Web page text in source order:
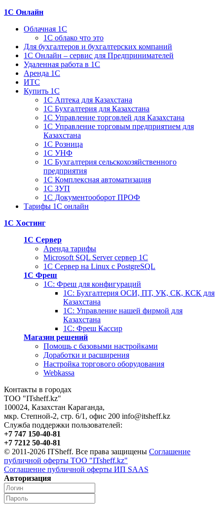
1С Онлайн
Облачная 1С
1C облако что это
Для бухгалтеров и бухгалтерских компаний
1C Онлайн – сервис для Предпринимателей
Удаленная работа в 1С
Аренда 1С
ИТС
Купить 1С
1С Аптека для Казахстана
1С Бухгалтерия для Казахстана
1С Управление торговлей для Казахстана
1С Управление торговым предприятием для
Казахстана
1С Розница
1С УНФ
1С Бухгалтерия сельскохозяйственного
предприятия
1С Комплексная автоматизация
1С ЗУП
1С Документооборот ПРОФ
Тарифы 1С онлайн
1С Хостинг
1С Сервер
Аренда тарифы
Microsoft SQL Server сервер 1С
1С Сервер на Linux c PostgreSQL
1С Фреш
1С: Фреш для конфигураций
1С: Бухгалтерия ОСИ, ПТ, УК, СК, КСК для
Казахстана
1С: Управление нашей фирмой для
Казахстана
1С: Фреш Кассир
Магазин решений
Помощь с базовыми настройками
Доработки и расширения
Настройка торгового оборудования
Webkassa
Контакты в городах
ТОО "ITsheff.kz"
100024, Казахстан Караганда,
мкр. Степной-2, стр. 6/1, офис 200 info@itsheff.kz
Служба поддержки пользователей:
+7 747 150-40-81
+7 7212 50-40-81
© 2011-2026 ITSheff. Все права защищены Соглашение
публичной оферты ТОО "ITsheff.kz"
Соглашение публичной оферты ИП SAAS
Авторизация